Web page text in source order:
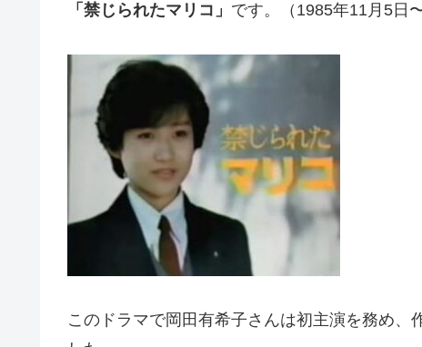
「禁じられたマリコ」 です。（1985年11月5日
このドラマで岡田有希子さんは初主演を務め、